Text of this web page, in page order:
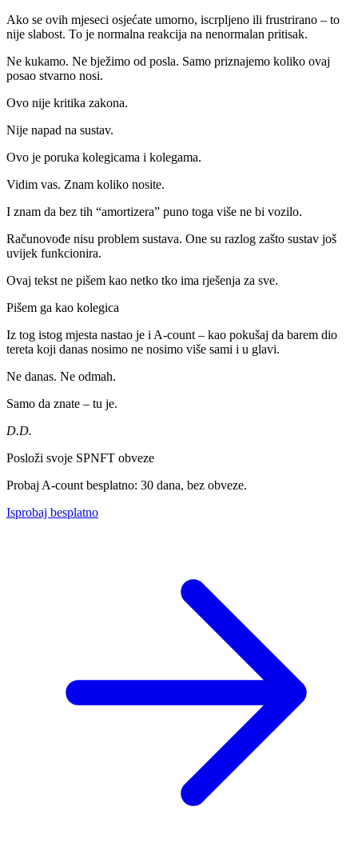
Ako se ovih mjeseci osjećate umorno, iscrpljeno ili frustrirano – to
nije slabost. To je normalna reakcija na nenormalan pritisak.
Ne kukamo. Ne bježimo od posla. Samo priznajemo koliko ovaj
posao stvarno nosi.
Ovo nije kritika zakona.
Nije napad na sustav.
Ovo je poruka kolegicama i kolegama.
Vidim vas. Znam koliko nosite.
I znam da bez tih “amortizera” puno toga više ne bi vozilo.
Računovođe nisu problem sustava. One su razlog zašto sustav još
uvijek funkcionira.
Ovaj tekst ne pišem kao netko tko ima rješenja za sve.
Pišem ga kao kolegica
Iz tog istog mjesta nastao je i A-count – kao pokušaj da barem dio
tereta koji danas nosimo ne nosimo više sami i u glavi.
Ne danas. Ne odmah.
Samo da znate – tu je.
D.D.
Posloži svoje SPNFT obveze
Probaj A-count besplatno: 30 dana, bez obveze.
Isprobaj besplatno